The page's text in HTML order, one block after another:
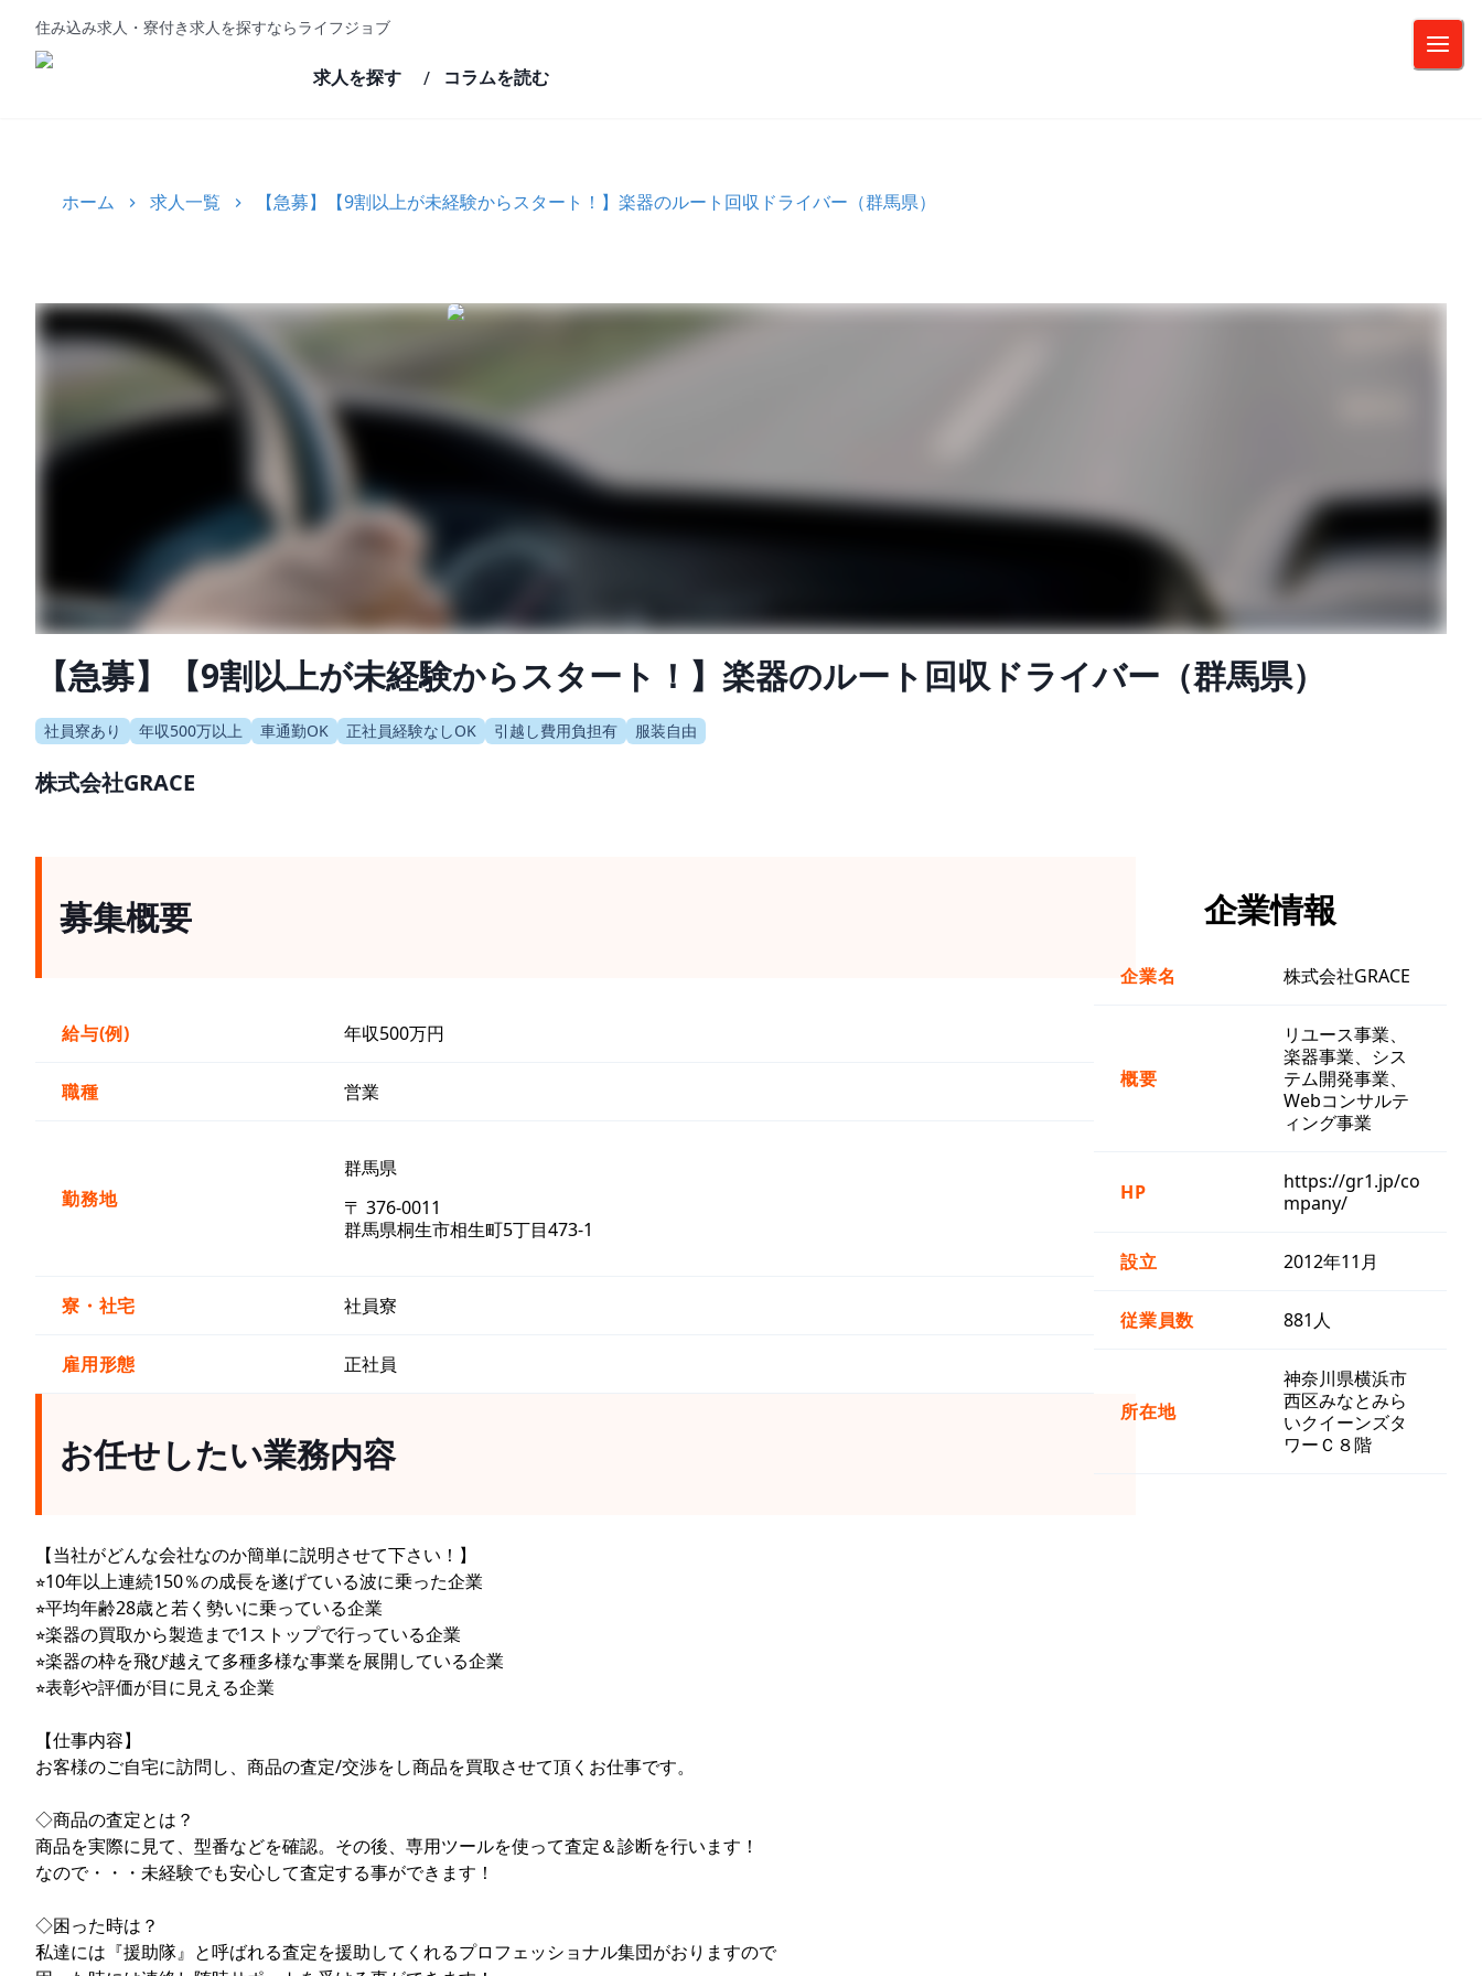
住み込み求人・寮付き求人を探すならライフジョブ
求人を探す / コラムを読む
ホーム 求人一覧 【急募】【9割以上が未経験からスタート！】楽器のルート回収ドライバー（群馬県）
【急募】【9割以上が未経験からスタート！】楽器のルート回収ドライバー（群馬県）
社員寮あり 年収500万以上 車通勤OK 正社員経験なしOK 引越し費用負担有 服装自由
株式会社GRACE
募集概要
給与(例) 年収500万円
職種 営業
勤務地
群馬県
〒 376-0011
群馬県桐生市相生町5丁目473-1
寮・社宅 社員寮
雇用形態 正社員
お任せしたい業務内容
【当社がどんな会社なのか簡単に説明させて下さい！】
⭐︎10年以上連続150％の成長を遂げている波に乗った企業
⭐︎平均年齢28歳と若く勢いに乗っている企業
⭐︎楽器の買取から製造まで1ストップで行っている企業
⭐︎楽器の枠を飛び越えて多種多様な事業を展開している企業
⭐︎表彰や評価が目に見える企業
【仕事内容】
お客様のご自宅に訪問し、商品の査定/交渉をし商品を買取させて頂くお仕事です。
◇商品の査定とは？
商品を実際に見て、型番などを確認。その後、専用ツールを使って査定＆診断を行います！
なので・・・未経験でも安心して査定する事ができます！
◇困った時は？
私達には『援助隊』と呼ばれる査定を援助してくれるプロフェッショナル集団がおりますので
企業情報
企業名 株式会社GRACE
概要
リユース事業、
楽器事業、シス
テム開発事業、
Webコンサルテ
ィング事業
HP
https://gr1.jp/co
mpany/
設立 2012年11月
従業員数 881人
所在地
神奈川県横浜市
西区みなとみら
いクイーンズタ
ワーＣ８階